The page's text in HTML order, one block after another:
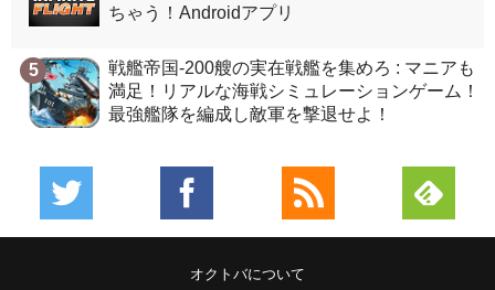
ちゃう！Androidアプリ
5
戦艦帝国-200艘の実在戦艦を集めろ : マニアも
満足！リアルな海戦シミュレーションゲーム！
最強艦隊を編成し敵軍を撃退せよ！
オクトバについて